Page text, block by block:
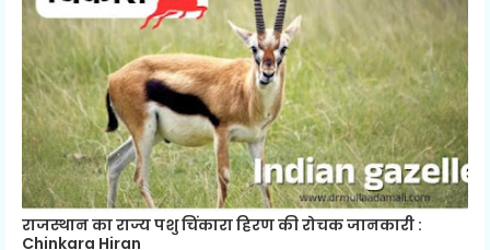
राजस्थान का राज्य पशु चिंकारा हिरण की रोचक जानकारी :
Chinkara Hiran